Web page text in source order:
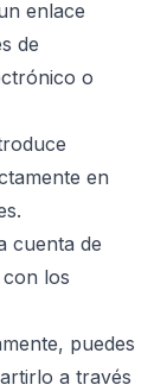
enlace
de
o
en
cuenta de
los
puedes
a través